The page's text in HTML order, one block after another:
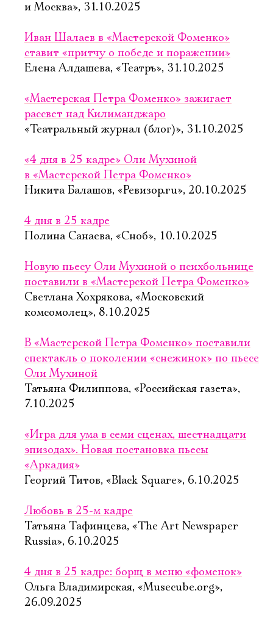
и Москва», 31.10.2025
Иван Шалаев в «Мастерской Фоменко»
ставит «притчу о победе и поражении»
Елена Алдашева, «Театръ», 31.10.2025
«Мастерская Петра Фоменко» зажигает
рассвет над Килиманджаро
«Театральный журнал (блог)», 31.10.2025
«4 дня в 25 кадре» Оли Мухиной
в «Мастерской Петра Фоменко»
Никита Балашов, «Ревизор.ru», 20.10.2025
4 дня в 25 кадре
Полина Санаева, «Сноб», 10.10.2025
Новую пьесу Оли Мухиной о психбольнице
поставили в «Мастерской Петра Фоменко»
Светлана Хохрякова, «Московский
комсомолец», 8.10.2025
В «Мастерской Петра Фоменко» поставили
спектакль о поколении «снежинок» по пьесе
Оли Мухиной
Татьяна Филиппова, «Российская газета»,
7.10.2025
«Игра для ума в семи сценах, шестнадцати
эпизодах». Новая постановка пьесы
«Аркадия»
Георгий Титов, «Black Square», 6.10.2025
Любовь в 25-м кадре
Татьяна Тафинцева, «The Art Newspaper
Russia», 6.10.2025
4 дня в 25 кадре: борщ в меню «фоменок»
Ольга Владимирская, «Musecube.org»,
26.09.2025